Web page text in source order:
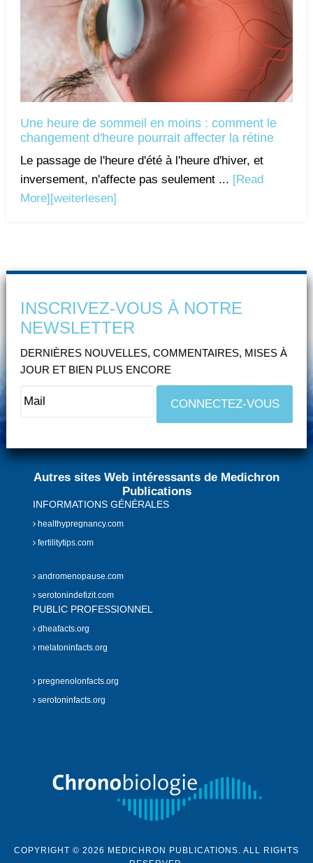
Une heure de sommeil en moins : comment le
changement d'heure pourrait affecter la rétine
Le passage de l'heure d'été à l'heure d'hiver, et
inversement, n'affecte pas seulement ... [Read
More][weiterlesen]
INSCRIVEZ-VOUS À NOTRE
NEWSLETTER
DERNIÈRES NOUVELLES, COMMENTAIRES, MISES À
JOUR ET BIEN PLUS ENCORE
Autres sites Web intéressants de Medichron
Publications
INFORMATIONS GÉNÉRALES
healthypregnancy.com
fertilitytips.com
andromenopause.com
serotonindefizit.com
PUBLIC PROFESSIONNEL
dheafacts.org
melatoninfacts.org
pregnenolonfacts.org
serotoninfacts.org
COPYRIGHT © 2026 MEDICHRON PUBLICATIONS. ALL RIGHTS